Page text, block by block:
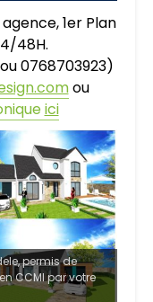
1er Plan
48H.
0768703923)
ou
ici
permis de
CCMI par votre